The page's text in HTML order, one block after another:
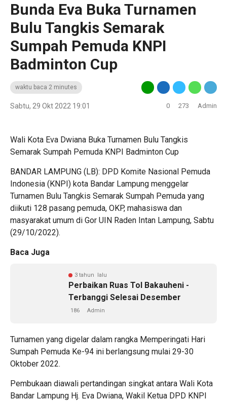
Bunda Eva Buka Turnamen
Bulu Tangkis Semarak
Sumpah Pemuda KNPI
Badminton Cup
waktu baca 2 minutes
Sabtu, 29 Okt 2022 19:01 0 273 Admin
Wali Kota Eva Dwiana Buka Turnamen Bulu Tangkis
Semarak Sumpah Pemuda KNPI Badminton Cup
BANDAR LAMPUNG (LB): DPD Komite Nasional Pemuda
Indonesia (KNPI) kota Bandar Lampung menggelar
Turnamen Bulu Tangkis Semarak Sumpah Pemuda yang
diikuti 128 pasang pemuda, OKP, mahasiswa dan
masyarakat umum di Gor UIN Raden Intan Lampung, Sabtu
(29/10/2022).
Baca Juga
3 tahun lalu
Perbaikan Ruas Tol Bakauheni -
Terbanggi Selesai Desember
186 Admin
Turnamen yang digelar dalam rangka Memperingati Hari
Sumpah Pemuda Ke-94 ini berlangsung mulai 29-30
Oktober 2022.
Pembukaan diawali pertandingan singkat antara Wali Kota
Bandar Lampung Hj. Eva Dwiana, Wakil Ketua DPD KNPI